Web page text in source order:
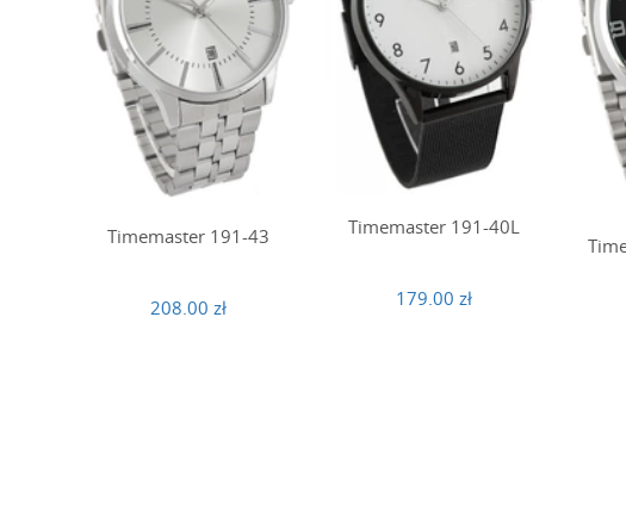
Timemaster 191-43
208.00 zł
Timemaster 191-40L
179.00 zł